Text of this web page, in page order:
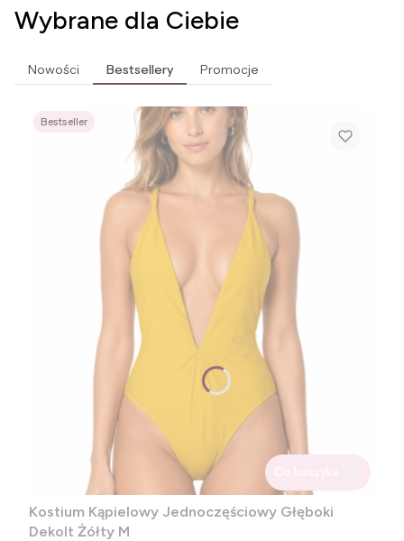
Wybrane dla Ciebie
Nowości Bestsellery Promocje
Bestseller
Kostium Kąpielowy Jednoczęściowy Głęboki
Dekolt Żółty M